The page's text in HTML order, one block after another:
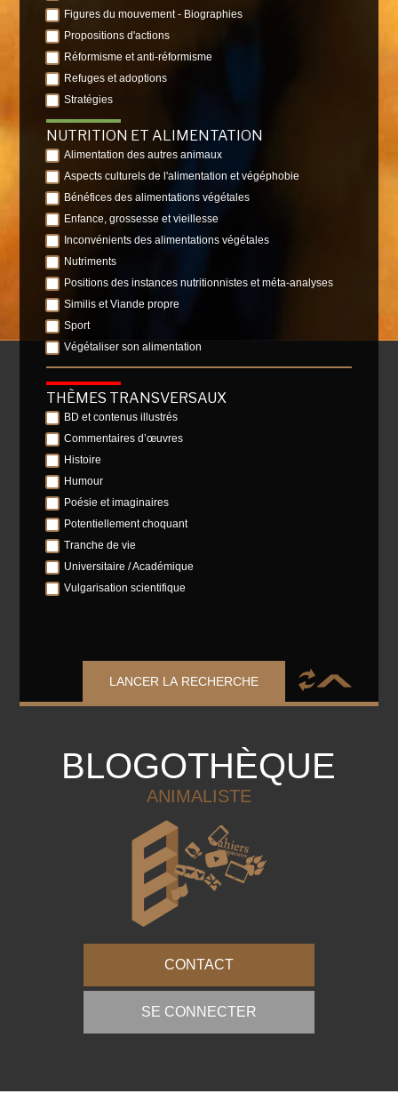
Figures du mouvement - Biographies
Propositions d'actions
Réformisme et anti-réformisme
Refuges et adoptions
Stratégies
NUTRITION ET ALIMENTATION
Alimentation des autres animaux
Aspects culturels de l'alimentation et végéphobie
Bénéfices des alimentations végétales
Enfance, grossesse et vieillesse
Inconvénients des alimentations végétales
Nutriments
Positions des instances nutritionnistes et méta-analyses
Similis et Viande propre
Sport
Végétaliser son alimentation
THÈMES TRANSVERSAUX
BD et contenus illustrés
Commentaires d’œuvres
Histoire
Humour
Poésie et imaginaires
Potentiellement choquant
Tranche de vie
Universitaire / Académique
Vulgarisation scientifique
LANCER LA RECHERCHE
BLOGOTHÈQUE
ANIMALISTE
CONTACT
SE CONNECTER